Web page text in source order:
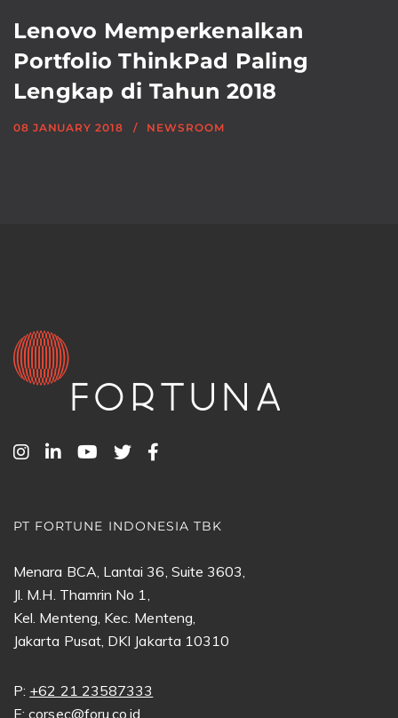
Lenovo Memperkenalkan
Portfolio ThinkPad Paling
Lengkap di Tahun 2018
08 JANUARY 2018 NEWSROOM
PT FORTUNE INDONESIA TBK
Menara BCA, Lantai 36, Suite 3603,
Jl. M.H. Thamrin No 1,
Kel. Menteng, Kec. Menteng,
Jakarta Pusat, DKI Jakarta 10310
P: +62 21 23587333
E:corsec@foru.co.id